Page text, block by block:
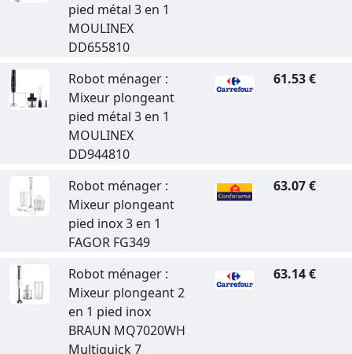
pied métal 3 en 1
MOULINEX
DD655810
Robot ménager :
Mixeur plongeant
pied métal 3 en 1
MOULINEX
DD944810
61.53 €
Robot ménager :
Mixeur plongeant
pied inox 3 en 1
FAGOR FG349
63.07 €
Robot ménager :
Mixeur plongeant 2
en 1 pied inox
BRAUN MQ7020WH
Multiquick 7
63.14 €